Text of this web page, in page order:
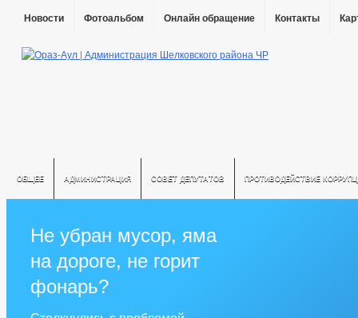
Новости Фотоальбом Онлайн обращение Контакты
ОБЩЕЕ АДМИНИСТРАЦИЯ СОВЕТ ДЕПУТАТОВ ПРОТИВОДЕЙСТВИЕ
Не убран мусор, яма
на дороге, не горит
фонарь?